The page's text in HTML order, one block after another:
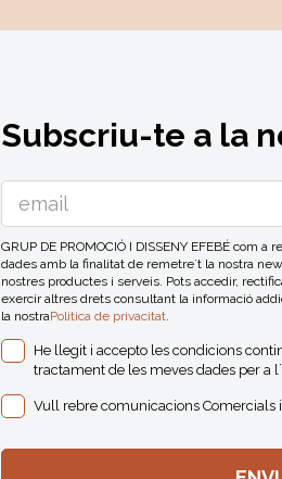
Subscriu-te a la
GRUP DE PROMOCIÓ I DISSENY EFEBÉ com
dades amb la finalitat de remetre´t la nostra
nostres productes i serveis. Pots accedir,
exercir altres drets consultant la informació
la nostraPolitica de privacitat.
He llegit i accepto les condicions
tractament de les meves dades per a
Vull rebre comunicacions Comercials